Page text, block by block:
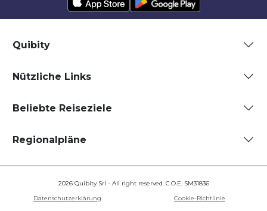
Quibity
Nützliche Links
Beliebte Reiseziele
Regionalpläne
2026 Quibity Srl - All right reserved. C.O.E. SM31836
Datenschutzerklärung
Cookie-Richtlinie